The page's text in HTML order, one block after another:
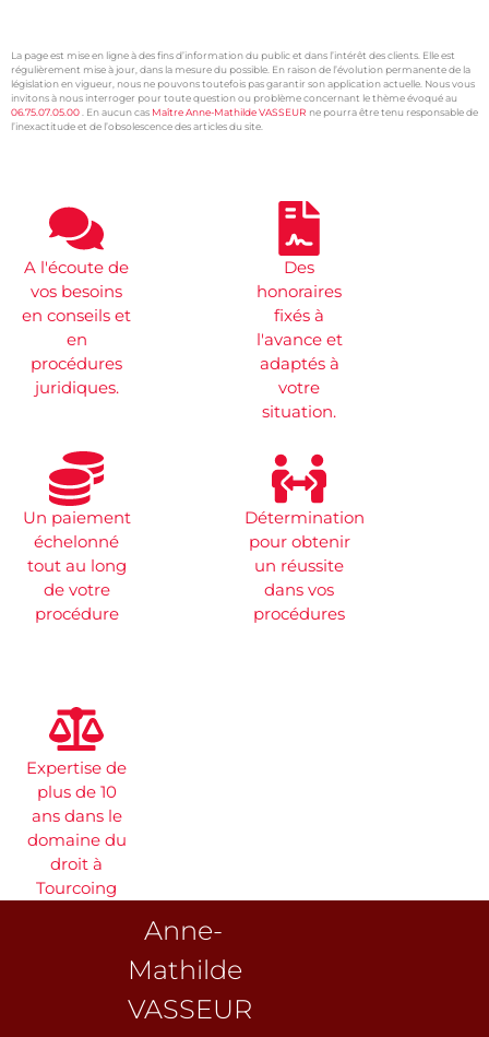
La page est mise en ligne à des fins d’information du public et dans l’intérêt des clients. Elle est
régulièrement mise à jour, dans la mesure du possible. En raison de l’évolution permanente de la
législation en vigueur, nous ne pouvons toutefois pas garantir son application actuelle. Nous vous
invitons à nous interroger pour toute question ou problème concernant le thème évoqué au
06.75.07.05.00 . En aucun cas Maître Anne-Mathilde VASSEUR ne pourra être tenu responsable de
l’inexactitude et de l’obsolescence des articles du site.
A l'écoute de
vos besoins
en conseils et
en
procédures
juridiques.
Des
honoraires
fixés à
l'avance et
adaptés à
votre
situation.
Un paiement
échelonné
tout au long
de votre
procédure
Détermination
pour obtenir
un réussite
dans vos
procédures
Expertise de
plus de 10
ans dans le
domaine du
droit à
Tourcoing
Anne-
Mathilde
VASSEUR